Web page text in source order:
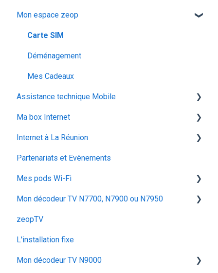
Offres et Options
Programmes et chaines
Mon abonnement
configuration android
utiliser la messagerie vocale
configuration activation sim
voyager
recuperation achat vod est
audiodescription aveugle malvoyant
ocs go
Mon espace zeop
Carte SIM
Déménagement
Mes Cadeaux
Assistance technique Mobile
Les appels
Réseau & internet
SMS / MMS
Ma box Internet
ZTE F670
Iskratel Innbox G68
Iskratel Innbox G92
Application Ma zeopbox
Arris TG862
Iskratel Innbox G78
Arris TG2482B
Internet à La Réunion
La fibre optique
Partenariats et Evènements
Mes pods Wi-Fi
Huawei OptiXstar K153
Iskratel Innbox M92
Configurer & Utiliser : Mes Pods
Mon décodeur TV N7700, N7900 ou N7950
Configurer mon décodeur TV
Utiliser mon décodeur TV
Dépanner mon décodeur TV
zeopTV
L'installation fixe
Mon décodeur TV N9000